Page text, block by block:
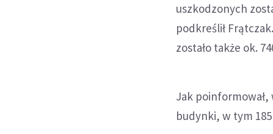
uszkodzonych
podkreślił
zostało także ok.
Jak poinformował,
budynki, w tym